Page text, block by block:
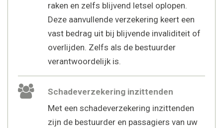
raken en zelfs blijvend letsel oplopen.
Deze aanvullende verzekering keert een
vast bedrag uit bij blijvende invaliditeit of
overlijden. Zelfs als de bestuurder
verantwoordelijk is.
Schadeverzekering inzittenden
Met een schadeverzekering inzittenden
zijn de bestuurder en passagiers van uw